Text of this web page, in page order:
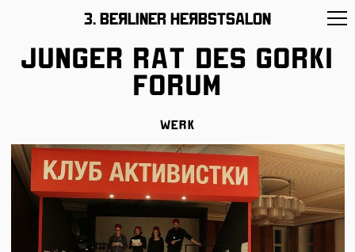
3. BeЯliner HeЯbstsalon
Junger Rat des Gorki
Forum
Werk